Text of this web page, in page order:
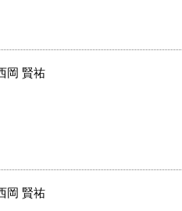
岡 賢祐
岡 賢祐